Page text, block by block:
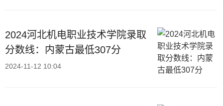
2024河北机电职业技术学院录取
分数线：内蒙古最低307分
2024-11-12 10:04